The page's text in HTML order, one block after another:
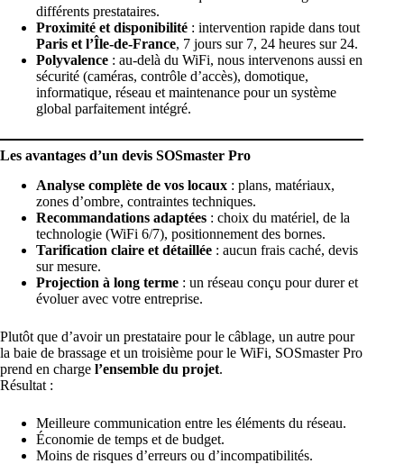
différents prestataires.
Proximité et disponibilité : intervention rapide dans tout
Paris et l’Île-de-France, 7 jours sur 7, 24 heures sur 24.
Polyvalence : au-delà du WiFi, nous intervenons aussi en
sécurité (caméras, contrôle d’accès), domotique,
informatique, réseau et maintenance pour un système
global parfaitement intégré.
Les avantages d’un devis SOSmaster Pro
Analyse complète de vos locaux : plans, matériaux,
zones d’ombre, contraintes techniques.
Recommandations adaptées : choix du matériel, de la
technologie (WiFi 6/7), positionnement des bornes.
Tarification claire et détaillée : aucun frais caché, devis
sur mesure.
Projection à long terme : un réseau conçu pour durer et
évoluer avec votre entreprise.
Plutôt que d’avoir un prestataire pour le câblage, un autre pour
la baie de brassage et un troisième pour le WiFi, SOSmaster Pro
prend en charge l’ensemble du projet.
Résultat :
Meilleure communication entre les éléments du réseau.
Économie de temps et de budget.
Moins de risques d’erreurs ou d’incompatibilités.